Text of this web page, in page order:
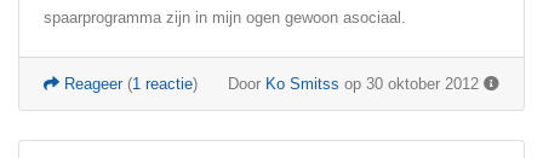
spaarprogramma zijn in mijn ogen gewoon asociaal.
Door Ko Smitss op 30 oktober 2012
Reageer(1 reactie)